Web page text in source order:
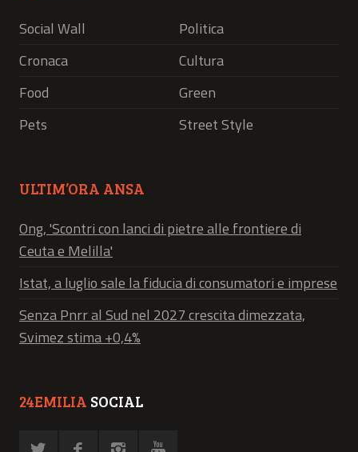
Social Wall
Politica
Cronaca
Cultura
Food
Green
Pets
Street Style
ULTIM’ORA ANSA
Ong, 'Scontri con lanci di pietre alle frontiere di
Ceuta e Melilla'
Istat, a luglio sale la fiducia di consumatori e imprese
Senza Pnrr al Sud nel 2027 crescita dimezzata,
Svimez stima +0,4%
24EMILIA SOCIAL